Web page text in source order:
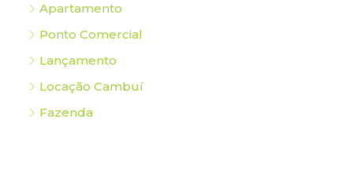
Apartamento
Ponto Comercial
Lançamento
Locação Cambuí
Fazenda